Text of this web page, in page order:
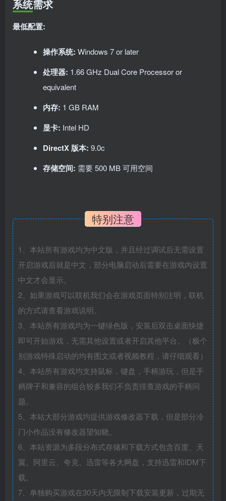
系统需求
最低配置:
操作系统: Windows 7 or later
处理器: 1.66 GHz Dual Core Processor or
equivalent
内存: 1 GB RAM
显卡: Intel HD
DirectX 版本: 9.0c
存储空间: 需要 500 MB 可用空间
特别注意
1、本站所有游戏均为中文版，并且经过调试后无需设置
开启游戏后就是中文，部分电脑启动后需要在游戏内设置
中文才会显示。
2、如果游戏可以联机我们会在游戏页面特别注明，联机
的方式请查看游戏说明。
3、本站所有游戏均为一键绿色版，安装后双击桌面快捷
即可开始游戏，无需其他设置或者开启其他平台。（极个
别游戏特殊启动的均有图文或者视频教程，请仔细观看）
4、本站所有游戏均支持鼠标，键盘，手柄游玩，但是手
柄牌子和兼容的组合较多我们不负责排查游戏的手柄问
题。
5、本站大部分游戏均提供游戏修改器下载，但是部分冷
门小作品没有修改器望知晓。
6、本站资源为多段分布式存储和下载方式包含百度、天
翼、阿里云、夸克、迅雷等各大网盘，支持迅雷和IDM下
载。
7、单独购买游戏在30天内无限制下载安装更新，过期无